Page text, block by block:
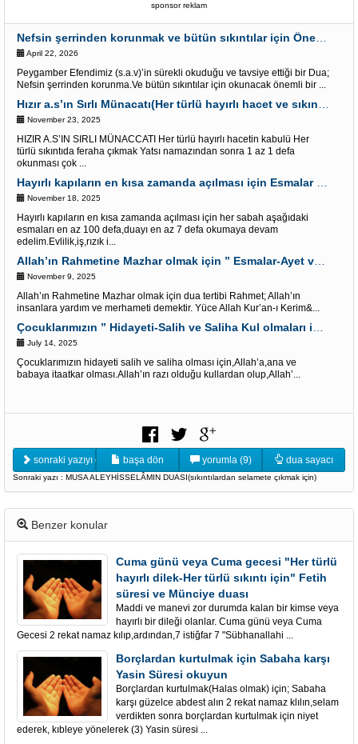
sponsor reklam
April 22, 2026
Peygamber Efendimiz (s.a.v)’in sürekli okuduğu ve tavsiye ettiği bir Dua;
Nefsin şerrinden korunma.Ve bütün sıkıntılar için okunacak önemli bir ...
November 23, 2025
HIZIR A.S’IN SIRLI MÜNACCATI Her türlü hayırlı hacetin kabulü Her
türlü sıkıntıda feraha çıkmak Yatsı namazından sonra 1 az 1 defa
okunması çok ...
November 18, 2025
Hayırlı kapıların en kısa zamanda açılması için her sabah aşağıdaki
esmaları en az 100 defa,duayı en az 7 defa okumaya devam
edelim.Evlilik,iş,rızık i...
November 9, 2025
Allah’ın Rahmetine Mazhar olmak için dua tertibi Rahmet; Allah’ın
insanlara yardım ve merhameti demektir. Yüce Allah Kur’an-ı Kerim&...
July 14, 2025
Çocuklarımızın hidayeti salih ve saliha olması için,Allah’a,ana ve
babaya itaatkar olması.Allah’ın razı olduğu kullardan olup,Allah’...
sonraki yazıyı oku başa dön yorumla (9) dua sayacı
Sonraki yazı : MUSA ALEYHİSSELÂMIN DUASI(sıkıntılardan selamete çıkmak için)
Benzer konular
Cuma günü veya Cuma gecesi "Her türlü
hayırlı dilek-Her türlü sıkıntı için" Fetih
süresi ve Münciye duası
Maddi ve manevi zor durumda kalan bir kimse veya
hayırlı bir dileği olanlar. Cuma günü veya Cuma
Gecesi 2 rekat namaz kılıp,ardından,7 istiğfar 7 "Sübhanallahi ...
Borçlardan kurtulmak için Sabaha karşı
Yasin Süresi okuyun
Borçlardan kurtulmak(Halas olmak) için; Sabaha
karşı güzelce abdest alın 2 rekat namaz klılın,selam
verdikten sonra borçlardan kurtulmak için niyet
ederek, kıbleye yönelerek (3) Yasin süresi ...